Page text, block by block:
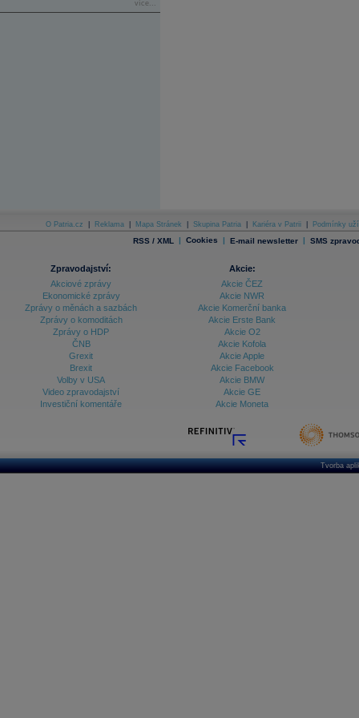
více...
O Patria.cz Reklama Mapa Stránek Skupina Patria Kariéra v Patrii Podmínky
RSS / XML | Cookies | E-mail newsletter | SMS
Zpravodajství:
Akciové zprávy
Ekonomické zprávy
Zprávy o měnách a sazbách
Zprávy o komoditách
Zprávy o HDP
ČNB
Grexit
Brexit
Volby v USA
Video zpravodajství
Investiční komentáře
Akcie:
Akcie ČEZ
Akcie NWR
Akcie Komerční banka
Akcie Erste Bank
Akcie O2
Akcie Kofola
Akcie Apple
Akcie Facebook
Akcie BMW
Akcie GE
Akcie Moneta
Tvorba